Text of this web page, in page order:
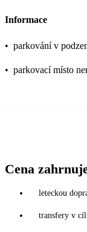
Informace
• parkování v
• parkovací místo
Cena
leteckou
transfery v